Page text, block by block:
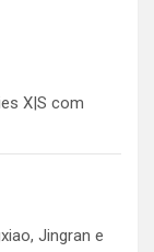
X|S com
Jingran e